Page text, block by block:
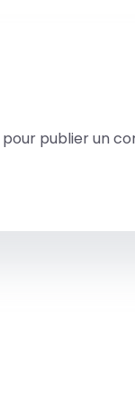
pour publier un